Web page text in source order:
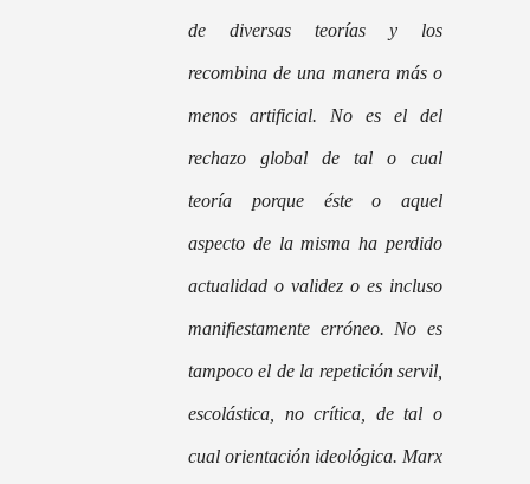
de diversas teorías y los
recombina de una manera más o
menos artificial. No es el del
rechazo global de tal o cual
teoría porque éste o aquel
aspecto de la misma ha perdido
actualidad o validez o es incluso
manifiestamente erróneo. No es
tampoco el de la repetición servil,
escolástica, no crítica, de tal o
cual orientación ideológica. Marx